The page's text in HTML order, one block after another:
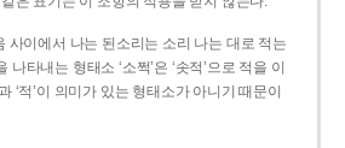
사이에서 나는 된소리는 소리 나는 대로 적는
타내는 형태소 ‘소쩍’은 ‘솟적’으로 적을 이
‘적’이 의미가 있는 형태소가 아니기 때문이